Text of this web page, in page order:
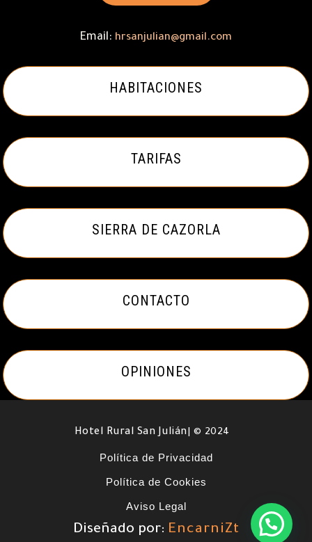
Email: hrsanjulian@gmail.com
HABITACIONES
TARIFAS
SIERRA DE CAZORLA
CONTACTO
OPINIONES
Hotel Rural San Julián | © 2024
Política de Privacidad
Política de Cookies
Aviso Legal
Diseñado por: EncarniZt